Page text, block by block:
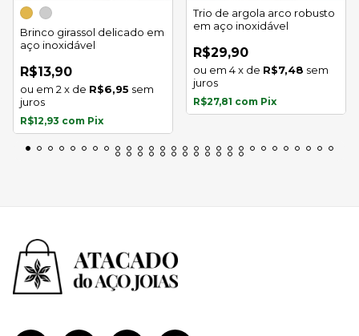
Brinco girassol delicado em
aço inoxidável
R$13,90
2 x de R$6,95 sem
juros
R$12,93 com Pix
Trio de argola arco robusto
em aço inoxidável
R$29,90
4x de R$7,48 sem
juros
R$27,81 com Pix